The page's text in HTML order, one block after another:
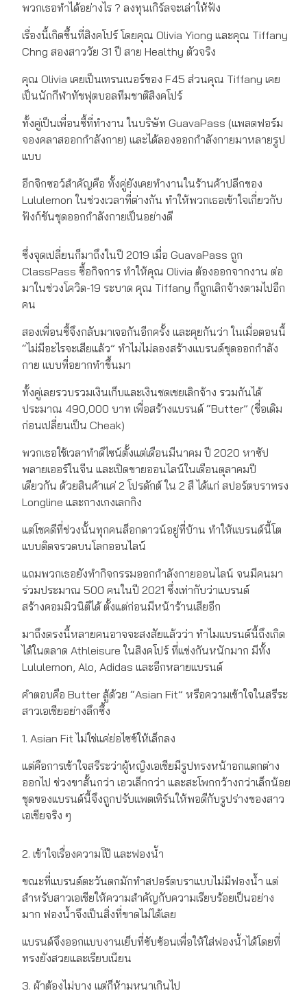
พวกเธอทำได้อย่างไร ? ลงทุนเกิร์ลจะเล่าให้ฟัง
เรื่องนี้เกิดขึ้นที่สิงคโปร์ โดยคุณ Olivia Yiong และคุณ Tiffany
Chng สองสาววัย 31 ปี สาย Healthy ตัวจริง
คุณ Olivia เคยเป็นเทรนเนอร์ของ F45 ส่วนคุณ Tiffany เคย
เป็นนักกีฬาทัชฟุตบอลทีมชาติสิงคโปร์
ทั้งคู่เป็นเพื่อนซี้ที่ทำงาน ในบริษัท GuavaPass (แพลตฟอร์ม
จองคลาสออกกำลังกาย) และได้ลองออกกำลังกายมาหลายรูป
แบบ
อีกจิกซอว์สำคัญคือ ทั้งคู่ยังเคยทำงานในร้านค้าปลีกของ
Lululemon ในช่วงเวลาที่ต่างกัน ทำให้พวกเธอเข้าใจเกี่ยวกับ
ฟังก์ชันชุดออกกำลังกายเป็นอย่างดี
ซึ่งจุดเปลี่ยนก็มาถึงในปี 2019 เมื่อ GuavaPass ถูก
ClassPass ซื้อกิจการ ทำให้คุณ Olivia ต้องออกจากงาน ต่อ
มาในช่วงโควิด-19 ระบาด คุณ Tiffany ก็ถูกเลิกจ้างตามไปอีก
คน
สองเพื่อนซี้จึงกลับมาเจอกันอีกครั้ง และคุยกันว่า ในเมื่อตอนนี้
“ไม่มีอะไรจะเสียแล้ว” ทำไมไม่ลองสร้างแบรนด์ชุดออกกำลัง
กาย แบบที่อยากทำขึ้นมา
ทั้งคู่เลยรวบรวมเงินเก็บและเงินชดเชยเลิกจ้าง รวมกันได้
ประมาณ 490,000 บาท เพื่อสร้างแบรนด์ “Butter” (ชื่อเดิม
ก่อนเปลี่ยนเป็น Cheak)
พวกเธอใช้เวลาทำดิไซน์ตั้งแต่เดือนมีนาคม ปี 2020 หาซัป
พลายเออร์ในจีน และเปิดขายออนไลน์ในเดือนตุลาคมปี
เดียวกัน ด้วยสินค้าแค่ 2 โปรดักต์ ใน 2 สี ได้แก่ สปอร์ตบราทรง
Longline และกางเกงเลกกิง
แต่โชคดีที่ช่วงนั้นทุกคนล็อกดาวน์อยู่ที่บ้าน ทำให้แบรนด์นี้โต
แบบติดจรวดบนโลกออนไลน์
แถมพวกเธอยังทำกิจกรรมออกกำลังกายออนไลน์ จนมีคนมา
ร่วมประมาณ 500 คนในปี 2021 ซึ่งเท่ากับว่าแบรนด์
สร้างคอมมิวนิตีได้ ตั้งแต่ก่อนมีหน้าร้านเสียอีก
มาถึงตรงนี้หลายคนอาจจะสงสัยแล้วว่า ทำไมแบรนด์นี้ถึงเกิด
ได้ในตลาด Athleisure ในสิงคโปร์ ที่แข่งกันหนักมาก มีทั้ง
Lululemon, Alo, Adidas และอีกหลายแบรนด์
คำตอบคือ Butter สู้ด้วย “Asian Fit” หรือความเข้าใจในสรีระ
สาวเอเชียอย่างลึกซึ้ง
1. Asian Fit ไม่ใช่แค่ย่อไซซ์ให้เล็กลง
แต่คือการเข้าใจสรีระว่าผู้หญิงเอเชียมีรูปทรงหน้าอกแตกต่าง
ออกไป ช่วงขาสั้นกว่า เอวเล็กกว่า และสะโพกกว้างกว่าเล็กน้อย
ชุดของแบรนด์นี้จึงถูกปรับแพตเทิร์นให้พอดีกับรูปร่างของสาว
เอเชียจริง ๆ
2. เข้าใจเรื่องความโป๊ และฟองน้ำ
ขณะที่แบรนด์ตะวันตกมักทำสปอร์ตบราแบบไม่มีฟองน้ำ แต่
สำหรับสาวเอเชียให้ความสำคัญกับความเรียบร้อยเป็นอย่าง
มาก ฟองน้ำจึงเป็นสิ่งที่ขาดไม่ได้เลย
แบรนด์จึงออกแบบงานเย็บที่ซับซ้อนเพื่อให้ใส่ฟองน้ำได้โดยที่
ทรงยังสวยและเรียบเนียน
3. ผ้าต้องไม่บาง แต่ก็ห้ามหนาเกินไป